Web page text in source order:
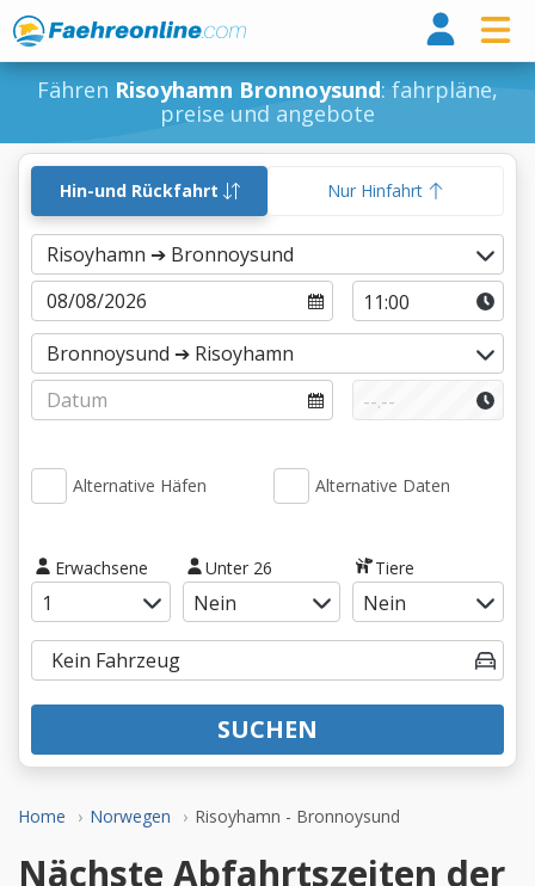
Fähren Risoyhamn Bronnoysund: fahrpläne,
preise und angebote
Home Norwegen Risoyhamn - Bronnoysund
Hin-und Rückfahrt Nur Hinfahrt
Alternative Häfen Alternative Daten
Erwachsene Unter 26 Tiere
SUCHEN
Nächste Abfahrtszeiten der